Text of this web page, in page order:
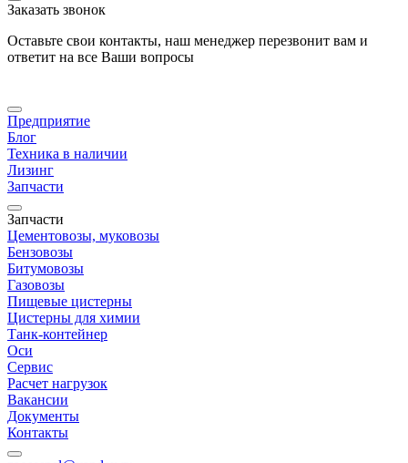
Заказать звонок
Оставьте свои контакты, наш менеджер перезвонит вам и
ответит на все Ваши вопросы
Предприятие
Блог
Техника в наличии
Лизинг
Запчасти
Запчасти
Цементовозы, муковозы
Бензовозы
Битумовозы
Газовозы
Пищевые цистерны
Цистерны для химии
Танк-контейнер
Оси
Сервис
Расчет нагрузок
Вакансии
Документы
Контакты